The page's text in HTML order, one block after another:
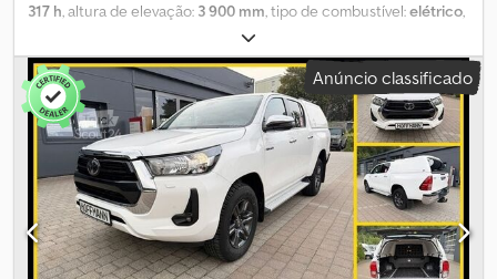
317 h, altura de elevação: 3 900 mm, tipo de combustível:elétrico,
, tipo de engrenagem:
Toyota 9FBMK30T empilhadeira elétrica, ano de fabricação: 2023,
horas: apenas 317h!, capacidade nominal de elevação: 3.000kg,
altura de elevação: 3.900mm, comprimento dos garfos: 1.200mm,
deslocador lateral, cabina parcial, peso próprio: 5.451kg, estado
técnico muito bom, pronta para uso imediato! Mediante
solicitação, podemos fazer uma proposta de leasing ou
financiamento. O Sr. Mihm (Tel.) terá prazer em atendê-lo. Mais
informações estão disponíveis em nosso site. Sujeito a erros e
venda prévia! Codpfxsyh Tt Nj Agqjrf Teto de proteção, aluguel
possível = Mais informações = Capacidade de elevação: 3.000 kg
Anúncio classificado